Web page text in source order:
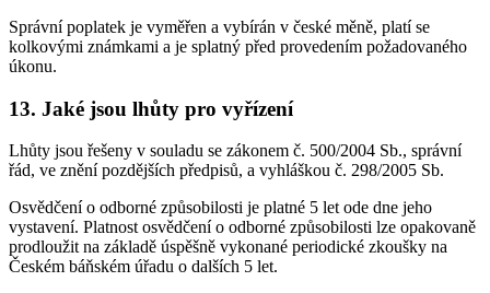
Správní poplatek je vyměřen a vybírán v české měně, platí se
kolkovými známkami a je splatný před provedením požadovaného
úkonu.
13. Jaké jsou lhůty pro vyřízení
Lhůty jsou řešeny v souladu se zákonem č. 500/2004 Sb., správní
řád, ve znění pozdějších předpisů, a vyhláškou č. 298/2005 Sb.
Osvědčení o odborné způsobilosti je platné 5 let ode dne jeho
vystavení. Platnost osvědčení o odborné způsobilosti lze opakovaně
prodloužit na základě úspěšně vykonané periodické zkoušky na
Českém báňském úřadu o dalších 5 let.